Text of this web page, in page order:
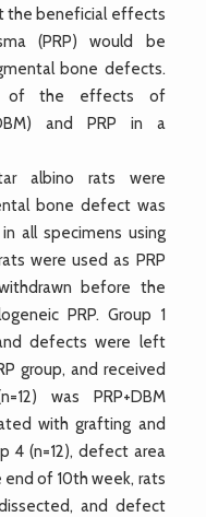
the beneficial effects
(PRP) would be
bone defects.
of the effects of
and PRP in a
albino rats were
bone defect was
all specimens using
were used as PRP
before the
PRP. Group 1
defects were left
group, and received
was PRP+DBM
with grafting and
4 (n=12), defect area
of 10th week, rats
and defect